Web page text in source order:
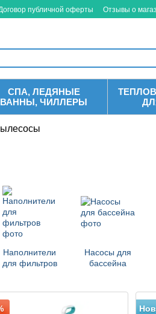
публичной оферты Отзывы о
СПА, ЛЕДЯНЫЕ
ВАННЫ, ЧИЛЛЕРЫ
Наполнители
для фильтров
Насосы для
бассейна